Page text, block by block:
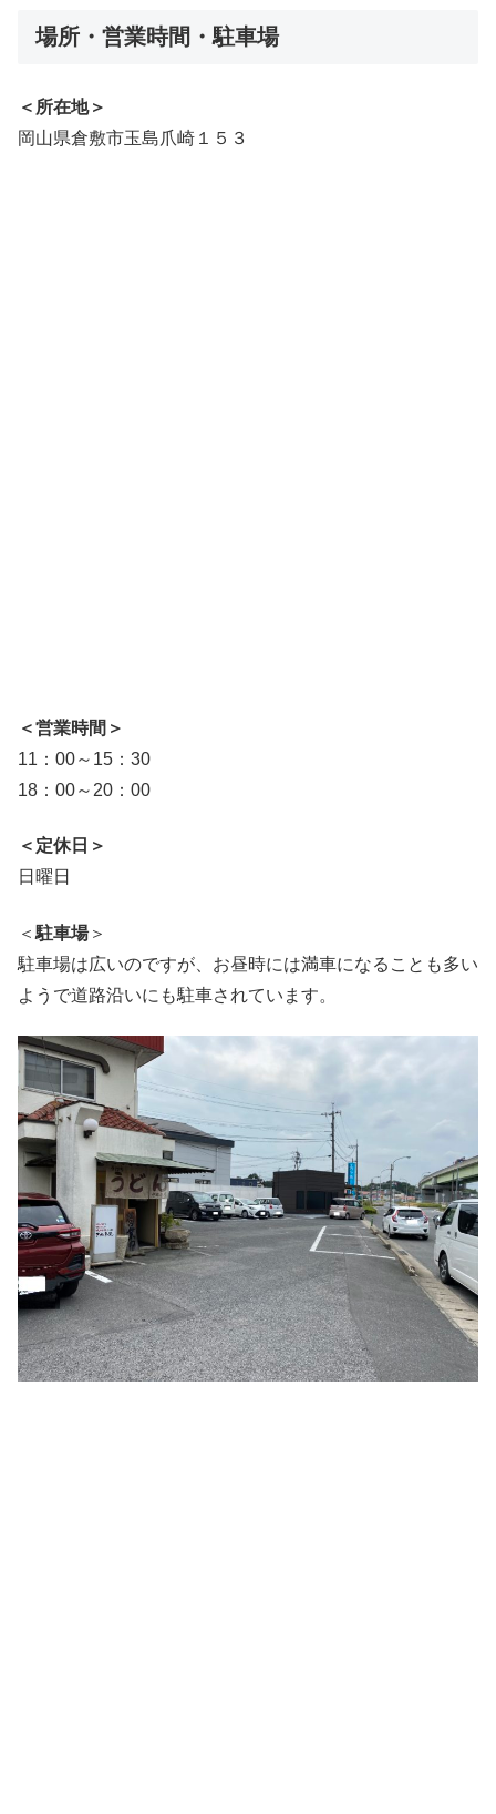
場所・営業時間・駐車場
＜所在地＞
岡山県倉敷市玉島爪崎１５３
＜営業時間＞
11：00～15：30
18：00～20：00
＜定休日＞
日曜日
＜ 駐車場＞
駐車場は広いのですが、お昼時には満車になることも多い
ようで道路沿いにも駐車されています。